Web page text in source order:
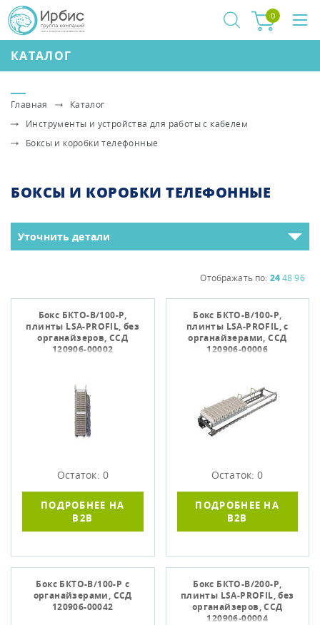
КАТАЛОГ
0
Главная
Каталог
Инструменты и устройства для работы с кабелем
Боксы и коробки телефонные
Уточнить детали
БОКСЫ И КОРОБКИ ТЕЛЕФОННЫЕ
Отображать по: 2448 96
Бокс БКТО-В/100-Р,
плинты LSA-PROFIL, без
органайзеров, ССД
120906-00002
Остаток: 0
ПОДРОБНЕЕ НА
B2B
Бокс БКТО-В/100-Р,
плинты LSA-PROFIL, с
органайзерами, ССД
120906-00006
Остаток: 0
ПОДРОБНЕЕ НА
B2B
Бокс БКТО-В/100-Р с
органайзерами, ССД
120906-00042
Бокс БКТО-В/200-Р,
плинты LSA-PROFIL, без
органайзеров, ССД
120906-00004